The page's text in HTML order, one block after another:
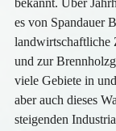
bekannt. Über
es von Spandauer
landwirtschaftliche
und zur
viele Gebiete in
aber auch dieses
steigenden